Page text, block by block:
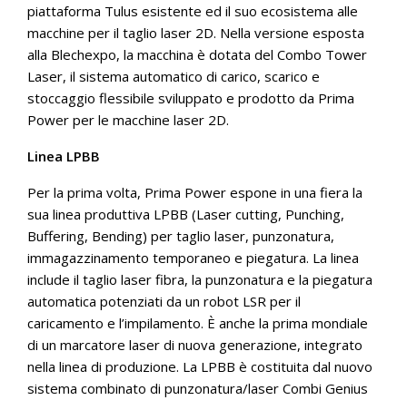
piattaforma Tulus esistente ed il suo ecosistema alle
macchine per il taglio laser 2D. Nella versione esposta
alla Blechexpo, la macchina è dotata del Combo Tower
Laser, il sistema automatico di carico, scarico e
stoccaggio flessibile sviluppato e prodotto da Prima
Power per le macchine laser 2D.
Linea LPBB
Per la prima volta, Prima Power espone in una fiera la
sua linea produttiva LPBB (Laser cutting, Punching,
Buffering, Bending) per taglio laser, punzonatura,
immagazzinamento temporaneo e piegatura. La linea
include il taglio laser fibra, la punzonatura e la piegatura
automatica potenziati da un robot LSR per il
caricamento e l’impilamento. È anche la prima mondiale
di un marcatore laser di nuova generazione, integrato
nella linea di produzione. La LPBB è costituita dal nuovo
sistema combinato di punzonatura/laser Combi Genius